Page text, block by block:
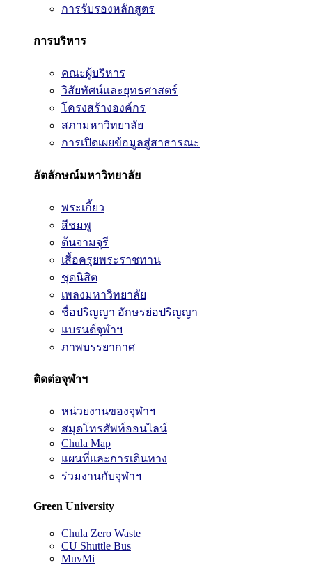
การรับรองหลักสูตร
การบริหาร
คณะผู้บริหาร
วิสัยทัศน์และยุทธศาสตร์
โครงสร้างองค์กร
สภามหาวิทยาลัย
การเปิดเผยข้อมูลสู่สาธารณะ
อัตลักษณ์มหาวิทยาลัย
พระเกี้ยว
สีชมพู
ต้นจามจุรี
เสื้อครุยพระราชทาน
ชุดนิสิต
เพลงมหาวิทยาลัย
ชื่อปริญญา อักษรย่อปริญญา
แบรนด์จุฬาฯ
ภาพบรรยากาศ
ติดต่อจุฬาฯ
หน่วยงานของจุฬาฯ
สมุดโทรศัพท์ออนไลน์
Chula Map
แผนที่และการเดินทาง
ร่วมงานกับจุฬาฯ
Green University
Chula Zero Waste
CU Shuttle Bus
MuvMi